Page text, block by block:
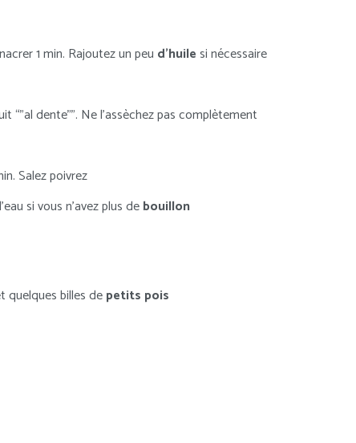
1 min. Rajoutez un peu d’huilesi nécessaire
“”al dente””. Ne l’assèchez pas complètement
Salez poivrez
si vous n’avez plus debouillon
quelques billes depetits pois